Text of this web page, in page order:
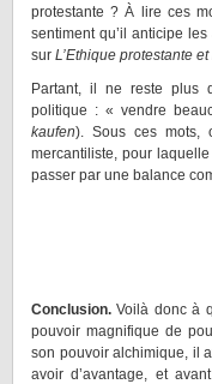
protestante ? À lire ces
sentiment qu’il anticipe
sur L’Ethique protestante
Partant, il ne reste plus
politique : « vendre
kaufen). Sous ces mots,
mercantiliste, pour
passer par une balance
Conclusion. Voilà donc à
pouvoir magnifique de
son pouvoir alchimique, il
avoir d’avantage, et